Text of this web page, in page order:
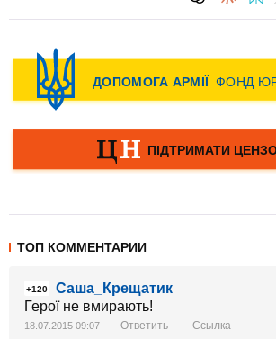
ТОП КОММЕНТАРИИ
+120
Саша_Крещатик
Герої не вмирають!
18.07.2015 09:07 Ответить Ссылка